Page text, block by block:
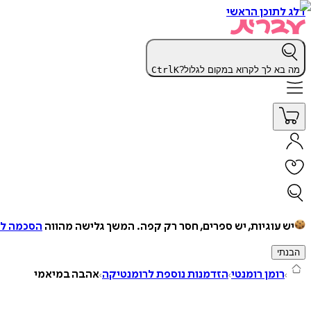
דלג לתוכן הראשי
מה בא לך לקרוא במקום לגלול? CtrlK
יש עוגיות, יש ספרים, חסר רק קפה. המשך גלישה מהווה הסכמה
הבנתי
רומן רומנטי הזדמנות נוספת לרומנטיקה אהבה במיאמי